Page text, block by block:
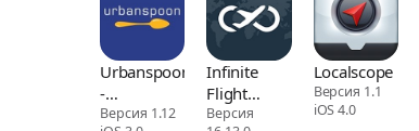
Urbanspoon
-
Restaurant
Версия 1.12
Infinite
Flight
Simulator
Версия
Localscope
Версия 1.1
iOS 4.0